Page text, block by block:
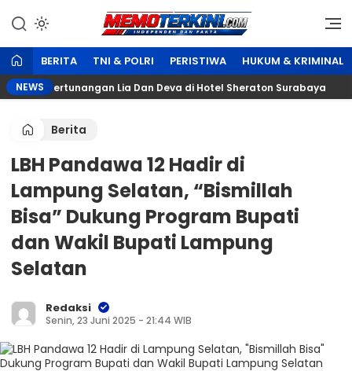
konten
Memoterkini.com
Independen dan Fakta
BERITA TNI & POLRI PERISTIWA HUKUM & KRIMINAL
NEWS
Pertunangan Lia Dan Deva di Hotel Sheraton Surabaya
Berita
‎LBH Pandawa 12 Hadir di
Lampung Selatan, “Bismillah
Bisa” Dukung Program Bupati
dan Wakil Bupati Lampung
Selatan ‎
Redaksi
Senin, 23 Juni 2025 - 21:44 WIB